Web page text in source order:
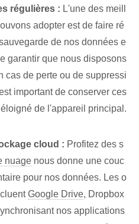
régulières : L'une des meill
adopter est de faire ré
de nos données e
garantir que nous disposons
cas de perte ou de suppressi
important de conserver ces
de l'appareil principal.
cloud : Profitez des s
nuage ⁢nous donne une couc
pour nos‌ données. ‍Les o
Google Drive, Dropbox
nos applications